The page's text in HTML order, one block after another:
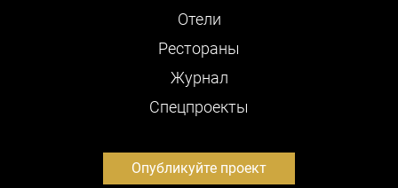
Отели
Рестораны
Журнал
Cпецпроекты
Опубликуйте проект